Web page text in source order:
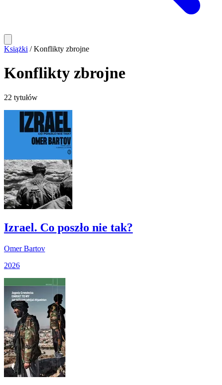
Książki / Konflikty zbrojne
Konflikty zbrojne
22 tytułów
Izrael. Co poszło nie tak?
Omer Bartov
2026